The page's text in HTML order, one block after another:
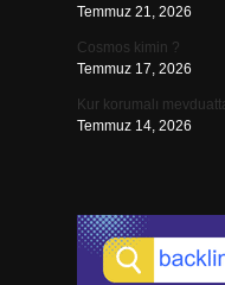
Temmuz 21, 2026
Cosmos kimin ?
Temmuz 17, 2026
Kur korumalı
Temmuz 14, 2026